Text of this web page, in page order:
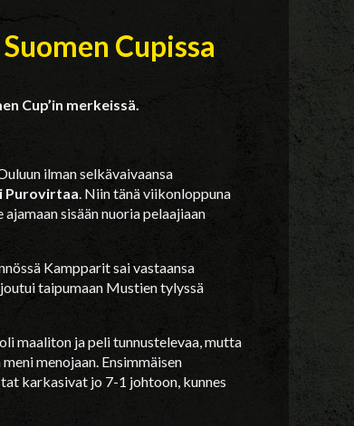
Cupissa
Cup’in merkeissä.
ilman selkävaivaansa
Purovirtaa. Niin tänä viikonloppuna
sisään nuoria pelaajiaan
Kampparit sai vastaansa
taipumaan Mustien tylyssä
maaliton ja peli tunnustelevaa, mutta
menojaan. Ensimmäisen
karkasivat jo 7-1 johtoon, kunnes